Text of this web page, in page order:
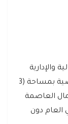
والإدارية
بالمؤتمر الشعبي العام فؤاد الكميم ببيع أرضية بمساحة (3
العاصمة
العام دون